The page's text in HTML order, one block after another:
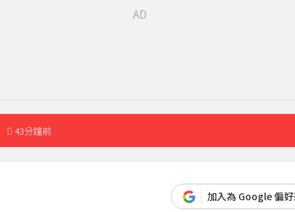
43分鐘前
灌恐水中毒 45分鐘前
加入為 Google 偏